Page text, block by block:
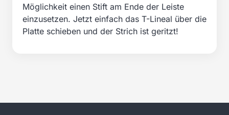
Möglichkeit einen Stift am Ende der Leiste
einzusetzen. Jetzt einfach das T-Lineal über die
Platte schieben und der Strich ist geritzt!